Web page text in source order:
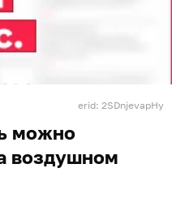
erid: 2SDnjevapHy
можно
воздушном